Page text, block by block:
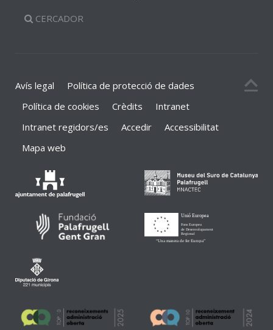
CERCADOR
Avís legal
Política de protecció de dades
Política de cookies
Crèdits
Intranet
Intranet regidors/es
Accedir
Accessibilitat
Mapa web